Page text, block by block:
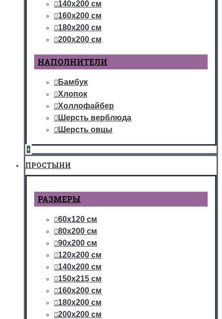
140х200 см
160х200 см
180х200 см
200х200 см
НАПОЛНИТЕЛИ
Бамбук
Хлопок
Холлофайбер
Шерсть верблюда
Шерсть овцы
+
ПРОСТЫНИ
РАЗМЕРЫ
60х120 см
80х200 см
90х200 см
120х200 см
140х200 см
150х215 см
160х200 см
180х200 см
200х200 см